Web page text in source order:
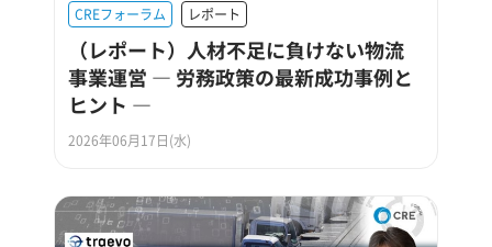
CREフォーラム レポート
（レポート）人材不足に負けない物流
事業運営 ― 労務政策の最新成功事例と
ヒント ―
2026年06月17日(水)